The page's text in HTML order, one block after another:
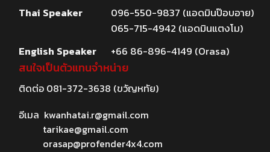
Thai Speaker
096-550-9837 (แอดมินป๊อบอาย)
065-715-4942 (แอดมินแตงโม)
English Speaker
+66 86-896-4149 (Orasa)
สนใจเป็นตัวแทนจำหน่าย
ติดต่อ 081-372-3638 (ขวัญหทัย)
อีเมล kwanhatai.r@gmail.com
tarikae@gmail.com
orasap@profender4x4.com